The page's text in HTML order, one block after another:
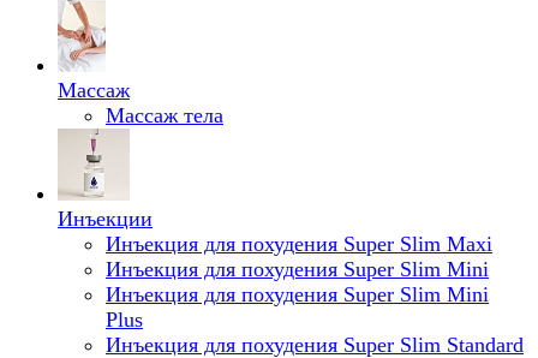
Массаж
Массаж тела
Инъекции
Инъекция для похудения Super Slim Maxi
Инъекция для похудения Super Slim Mini
Инъекция для похудения Super Slim Mini
Plus
Инъекция для похудения Super Slim Standard